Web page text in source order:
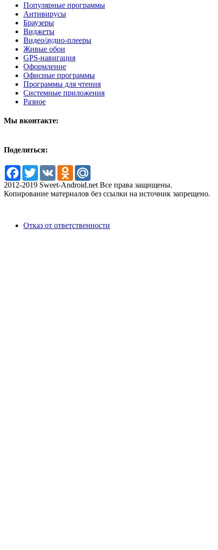
Популярные программы
Антивирусы
Браузеры
Виджеты
Видео/аудио-плееры
Живые обои
GPS-навигация
Оформление
Офисные программы
Программы для чтения
Системные приложения
Разное
Мы вконтакте:
Поделиться:
Facebook
TwitterVK Odnoklassniki
2012-2019 Sweet-Android.net Все права защищены.
Копирование материалов без ссылки на источник запрещено.
Отказ от ответственности